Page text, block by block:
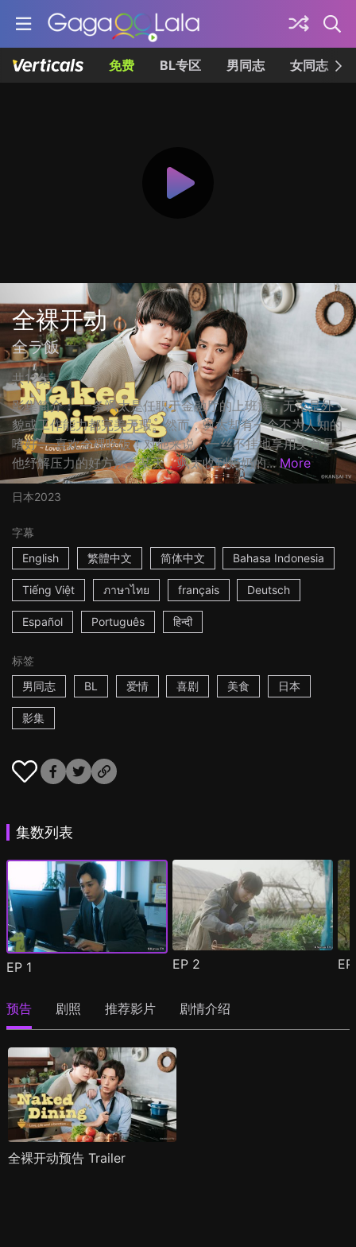
免费 BL专区 男同志 女同志
全裸开动
全ラ飯
共12集
影集简介： 一条飒太是任职于金融厅的上班族，无论是外
貌或工作能力都完美无瑕。然而，飒太却有一个不为人知的
嗜好──喜欢全裸吃饭！对他来说，一丝不挂地享用美食是
他纾解压力的好方法。某天，飒太收到奶奶的... More
日本2023
字幕
English
繁體中文 简体中文 Bahasa Indonesia
Tiếng Việt ภาษาไทย français Deutsch
Español Português हिन्दी
标签
男同志
BL 爱情 喜剧 美食 日本
影集
集数列表
EP 1 EP 2
预告 剧照 推荐影片 剧情介绍
全裸开动预告 Trailer